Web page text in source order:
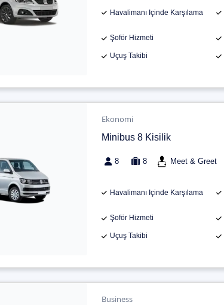
Havalimanı Içinde Karşılama
Şoför Hizmeti
Uçuş Takibi
Ekonomi
Minibus 8 Kisilik
8 8 Meet & Greet
Havalimanı Içinde Karşılama
Şoför Hizmeti
Uçuş Takibi
Business